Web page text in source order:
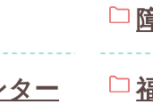
ター